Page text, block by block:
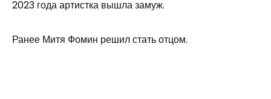
2023 года артистка вышла замуж.
Ранее Митя Фомин решил стать отцом.